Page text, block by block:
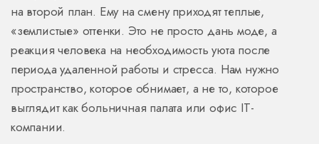
на второй план. Ему на смену приходят теплые,
«землистые» оттенки. Это не просто дань моде, а
реакция человека на необходимость уюта после
периода удаленной работы и стресса. Нам нужно
пространство, которое обнимает, а не то, которое
выглядит как больничная палата или офис IT-
компании.